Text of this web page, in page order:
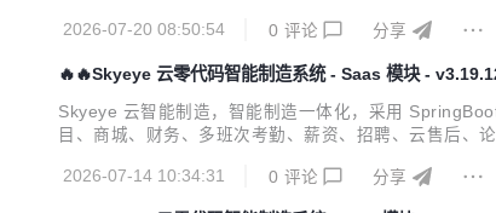
2026-07-20 08:50:54
0 评论 分享
🔥🔥Skyeye 云零代码智能制造系统 - Saas 模块 -
Skyeye 云智能制造，智能制造一体化，采用
目、商城、财务、多班次考勤、薪资、招聘、云售后、
2026-07-14 10:34:31
0 评论 分享